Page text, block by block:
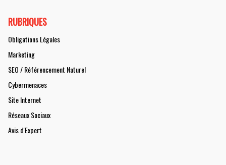
RUBRIQUES
Obligations Légales
Marketing
SEO / Référencement Naturel
Cybermenaces
Site Internet
Réseaux Sociaux
Avis d'Expert